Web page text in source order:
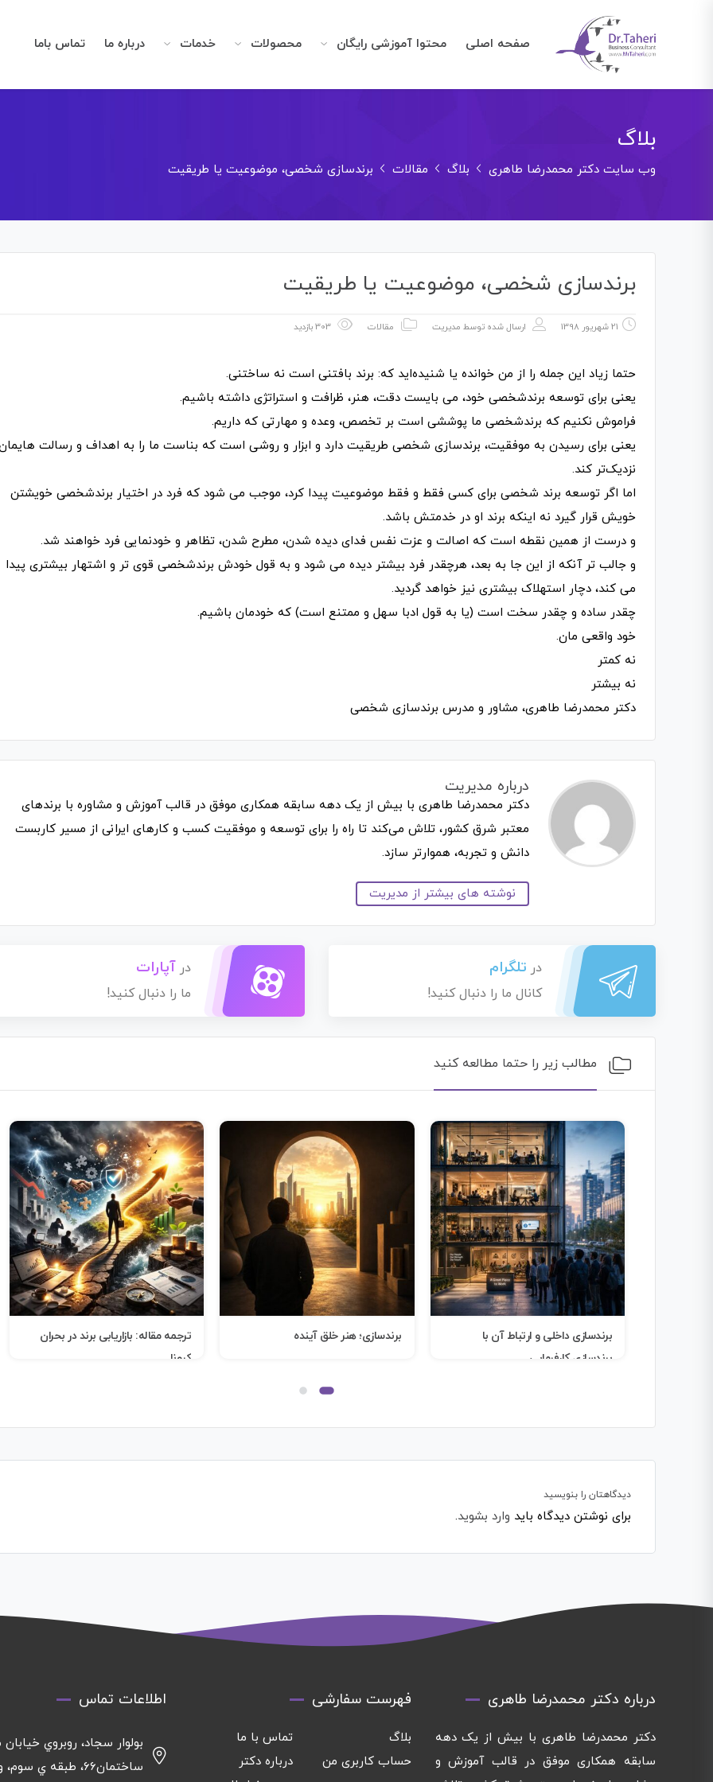
صفحه اصلی محتوا آموزشی رایگان محصولات خدمات درباره ما تماس باما
بلاگ
وب سایت دکتر محمدرضا طاهری بلاگ مقالات برندسازی شخصی، موضوعیت یا طریقیت
برندسازی شخصی، موضوعیت یا طریقیت
21 شهریور 1398 ارسال شده توسط مدیریت مقالات
حتما زیاد این جمله را از من خوانده یا شنیده‌اید که: برند بافتنی است نه ساختنی.
یعنی برای توسعه برندشخصی خود، می بایست دقت، هنر، ظرافت و استراتژی داشته باشیم.
فراموش نکنیم که برندشخصی ما پوششی است بر تخصص، وعده و مهارتی که داریم.
یعنی برای رسیدن به موفقیت، برندسازی شخصی طریقیت دارد و ابزار و روشی است که بناست ما را به اهداف و رسالت
نزدیک‌تر کند.
اما اگر توسعه برند شخصی برای کسی فقط و فقط موضوعیت پیدا کرد، موجب می شود که فرد در‌ اختیار برندشخصی خویشتن
خویش قرار گیرد نه اینکه برند او در خدمتش باشد.
و درست از همین نقطه است که اصالت و عزت نفس‌ فدای دیده شدن، مطرح شدن، تظاهر و خودنمایی فرد خواهند شد.
و‌ جالب تر آنکه از این جا به بعد، هرچقدر فرد بیشتر دیده می شود و به قول خودش برندشخصی قوی تر و اشتهار بیشتری پیدا
می کند، دچار استهلاک بیشتری نیز خواهد گردید.
چقدر ساده و چقدر سخت است (یا به قول ادبا سهل و ممتنع است) که خودمان باشیم.
خود واقعی مان.
نه کمتر
نه بیشتر
دکتر محمدرضا طاهری، مشاور و مدرس برندسازی شخصی
درباره مدیریت
دکتر محمدرضا طاهری با بیش از یک دهه سابقه همکاری موفق در قالب آموزش و مشاوره با برندهای
معتبر شرق کشور، تلاش می‌کند تا راه را برای توسعه و موفقیت کسب و کارهای ایرانی از مسیر کاربست
دانش و تجربه، هموارتر سازد.
نوشته های بیشتر از مدیریت
در تلگرام
کانال ما را دنبال کنید!
در آپارات
ما را دنبال کنید!
مطالب زیر را حتما مطالعه کنید
برندسازی داخلی و ارتباط آن با
برندسازی کارفرمایی
برندسازی؛ هنر خلق آینده
ترجمه مقاله: بازاریابی برند در بحران
کرونا
دیدگاهتان را بنویسید
برای نوشتن دیدگاه باید وارد بشوید.
درباره دکتر محمدرضا طاهری
دکتر محمدرضا طاهری با بیش از یک دهه
سابقه همکاری موفق در قالب آموزش و
فهرست سفارشی
بلاگ
تماس با ما
حساب کاربری من
درباره دکتر
اطلاعات تماس
بولوار سجاد، روبروي خيابان
ساختمان٦٦، طبقه ي سوم، واحد ١٦